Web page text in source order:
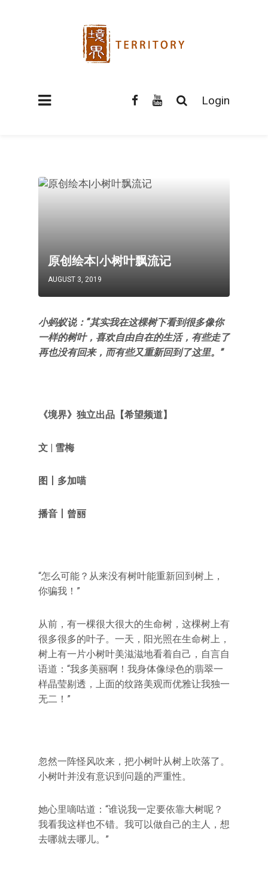
Login
原创绘本|小树叶飘流记
AUGUST 3, 2019
小蚂蚁说：“其实我在这棵树下看到很多像你
一样的树叶，喜欢自由自在的生活，有些走了
再也没有回来，而有些又重新回到了这里。”
《境界》独立出品 【希望频道】
文 | 雪梅
图 多加喵
播音丨曾丽
“怎么可能？从来没有树叶能重新回到树上，
你骗我！”
从前，有一棵很大很大的生命树，这棵树上有
很多很多的叶子。一天，阳光照在生命树上，
树上有一片小树叶美滋滋地看着自己，自言自
语道：“我多美丽啊！我身体像绿色的翡翠一
样晶莹剔透，上面的纹路美观而优雅让我独一
无二！”
忽然一阵怪风吹来，把小树叶从树上吹落了。
小树叶并没有意识到问题的严重性。
她心里嘀咕道：“谁说我一定要依靠大树呢？
我看我这样也不错。我可以做自己的主人，想
去哪就去哪儿。”